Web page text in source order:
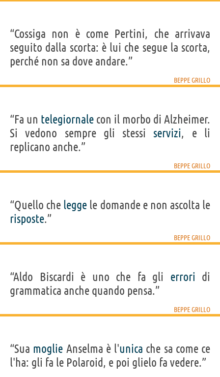
“Cossiga non è come Pertini, che arrivava
seguito dalla scorta: è lui che segue la scorta,
perché non sa dove andare.”
BEPPE GRILLO
“Fa un telegiornale con il morbo di Alzheimer.
Si vedono sempre gli stessi servizi, e li
replicano anche.”
BEPPE GRILLO
“Quello che legge le domande e non ascolta le
risposte.”
BEPPE GRILLO
“Aldo Biscardi è uno che fa gli errori di
grammatica anche quando pensa.”
BEPPE GRILLO
“Sua moglie Anselma è l'unica che sa come ce
l'ha: gli fa le Polaroid, e poi glielo fa vedere.”